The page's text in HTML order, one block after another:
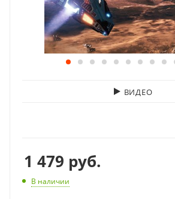
ВИДЕО
1 479 руб.
В наличии